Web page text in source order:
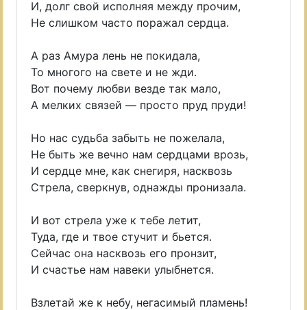
И, долг свой исполняя между прочим,
Не слишком часто поражал сердца.
А раз Амура лень не покидала,
То многого на свете и не жди.
Вот почему любви везде так мало,
А мелких связей — просто пруд пруди!
Но нас судьба забыть не пожелала,
Не быть же вечно нам сердцами врозь,
И сердце мне, как снегиря, насквозь
Стрела, сверкнув, однажды пронизала.
И вот стрела уже к тебе летит,
Туда, где и твое стучит и бьется.
Сейчас она насквозь его пронзит,
И счастье нам навеки улыбнется.
Взлетай же к небу, негасимый пламень!